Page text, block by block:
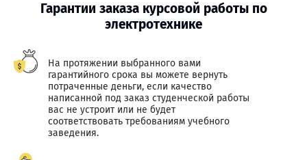
Гарантии заказа курсовой работы по
электротехнике
На протяжении выбранного вами
гарантийного срока вы можете вернуть
потраченные деньги, если качество
написанной под заказ студенческой работы
вас не устроит или не будет
соответствовать требованиям учебного
заведения.